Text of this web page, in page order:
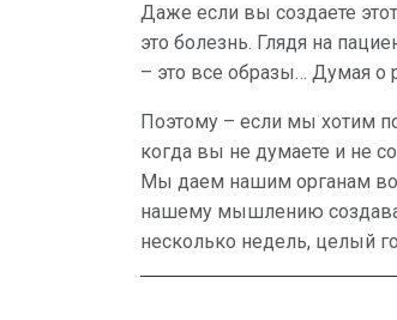
Даже если вы создаете
это болезнь. Глядя на
– это все образы… Думая о
Поэтому – если мы хотим
когда вы не думаете и не
Мы даем нашим органам
нашему мышлению
несколько недель, целый